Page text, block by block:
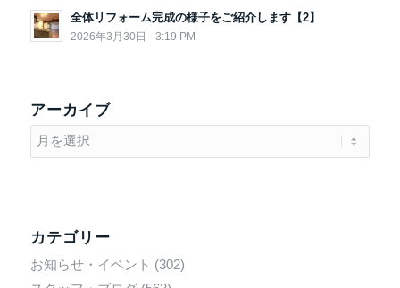
全体リフォーム完成の様子をご紹介します【2】
2026年3月30日 - 3:19 PM
アーカイブ
カテゴリー
お知らせ・イベント (302)